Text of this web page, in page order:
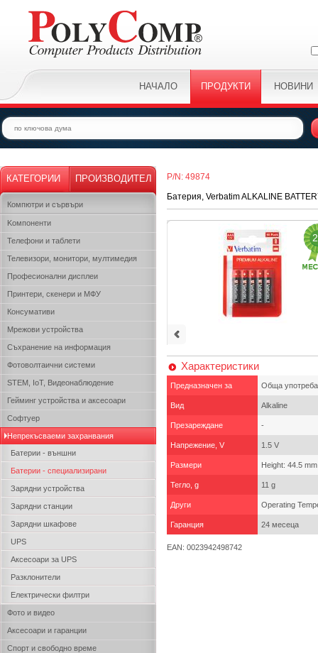
НАЧАЛО ПРОДУКТИ НОВИНИ
КАТЕГОРИИ ПРОИЗВОДИТЕЛ
Компютри и сървъри
Kомпоненти
Телефони и таблети
Телевизори, монитори, мултимедия
Професионални дисплеи
Принтери, скенери и МФУ
Консумативи
Мрежови устройства
Съхранение на информация
Фотоволтаични системи
STEM, IoT, Видеонаблюдение
Гейминг устройства и аксесоари
Софтуер
Непрекъсваеми захранвания
Батерии - външни
Батерии - специализирани
Зарядни устройства
Зарядни станции
Зарядни шкафове
UPS
Аксесоари за UPS
Разклонители
Електрически филтри
Фото и видео
Аксесоари и гаранции
Спорт и свободно време
P/N: 49874
Батерия, Verbatim ALKALINE
Характеристики
Предназначен за Обща употреба
Вид Аlkaline
Презареждане -
Напрежение, V 1.5 V
Размери Height: 44.5
Тегло, g 11 g
Други Operating
Гаранция 24 месеца
EAN: 0023942498742